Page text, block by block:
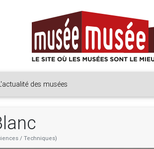
des musées
/ Techniques)